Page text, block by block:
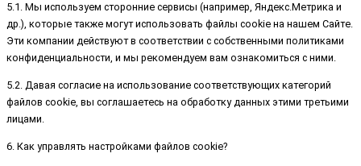
5.1. Мы используем сторонние сервисы (например, Яндекс.Метрика и
др.), которые также могут использовать файлы cookie на нашем Сайте.
Эти компании действуют в соответствии с собственными политиками
конфиденциальности, и мы рекомендуем вам ознакомиться с ними.
5.2. Давая согласие на использование соответствующих категорий
файлов cookie, вы соглашаетесь на обработку данных этими третьими
лицами.
6. Как управлять настройками файлов cookie?